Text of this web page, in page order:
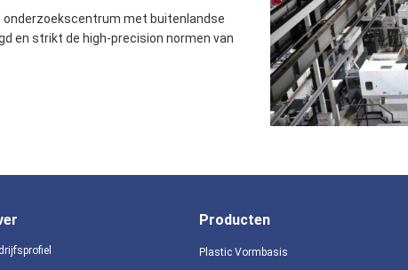
met buitenlandse
en strikt de high-precision normen van
Producten
Plastic Vormbasis